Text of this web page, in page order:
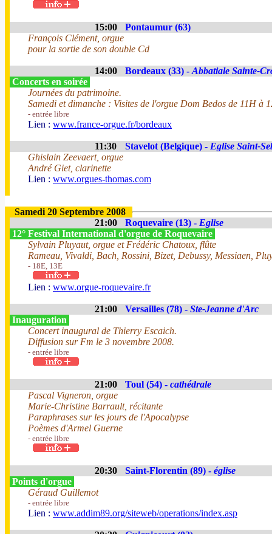
15:00
Pontaumur (63)
François Clément, orgue
pour la sortie de son double Cd
14:00 Bordeaux (33) - Abbatiale Sainte-
Concerts en soirée
Journées du patrimoine.
Samedi et dimanche : Visites de l'orgue Dom Bedos de 11H à
- entrée libre
Lien : www.france-orgue.fr/bordeaux
11:30 Stavelot (Belgique) - Eglise Saint-
Ghislain Zeevaert, orgue
André Giet, clarinette
Lien : www.orgues-thomas.com
Samedi 20 Septembre 2008
21:00
Roquevaire (13) - Eglise
12° Festival International d'orgue de Roquevaire
Sylvain Pluyaut, orgue et Frédéric Chatoux, flûte
Rameau, Vivaldi, Bach, Rossini, Bizet, Debussy, Messiaen,
- 18E, 13E
Lien : www.orgue-roquevaire.fr
21:00 Versailles (78) - Ste-Jeanne d'Arc
Inauguration
Concert inaugural de Thierry Escaich.
Diffusion sur Fm le 3 novembre 2008.
- entrée libre
21:00 Toul (54) - cathédrale
Pascal Vigneron, orgue
Marie-Christine Barrault, récitante
Paraphrases sur les jours de l'Apocalypse
Poèmes d'Armel Guerne
- entrée libre
20:30 Saint-Florentin (89) - église
Points d'orgue
Géraud Guillemot
- entrée libre
Lien : www.addim89.org/siteweb/operations/index.asp